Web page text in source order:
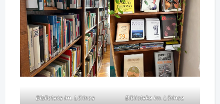
Biblioteka im. Lőrinca
Biblioteka im. Lőrinca